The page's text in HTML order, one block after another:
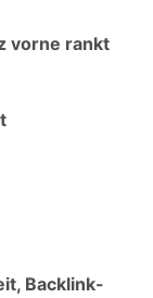
vorne rankt
Backlink-